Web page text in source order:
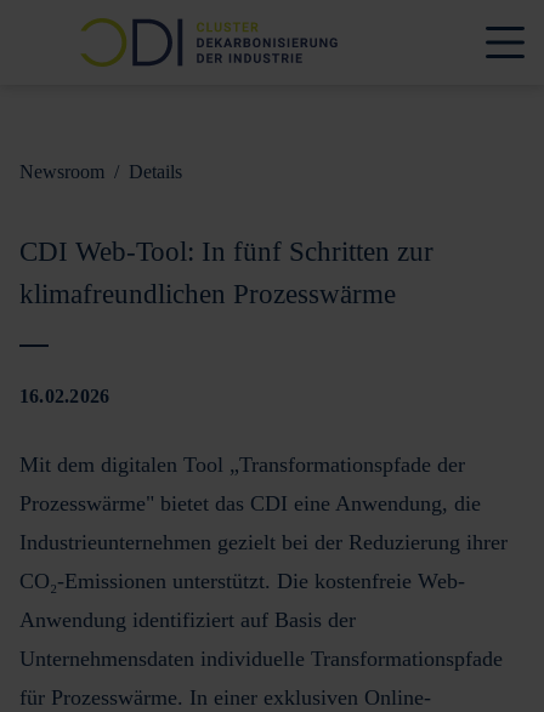
Newsroom / Details
CDI Web-Tool: In fünf Schritten zur
klimafreundlichen Prozesswärme
16.02.2026
Mit dem digitalen Tool „Transformationspfade der
Prozesswärme" bietet das CDI eine Anwendung, die
Industrieunternehmen gezielt bei der Reduzierung ihrer
CO₂-Emissionen unterstützt. Die kostenfreie Web-
Anwendung identifiziert auf Basis der
Unternehmensdaten individuelle Transformationspfade
für Prozesswärme. In einer exklusiven Online-